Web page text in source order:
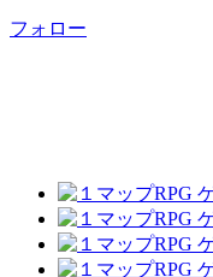
フォロー